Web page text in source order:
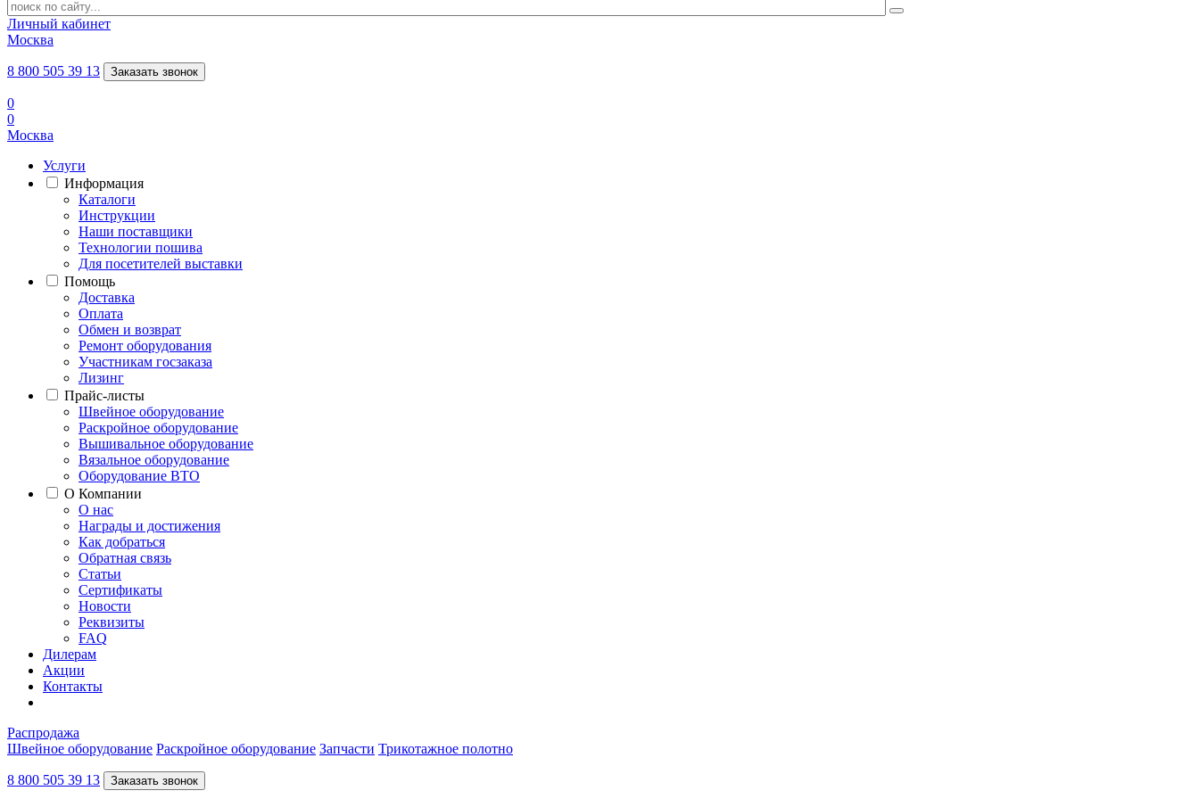
Личный кабинет
Москва
8 800 505 39 13 Заказать звонок
0
0
Москва
Услуги
Информация
Каталоги
Инструкции
Наши поставщики
Технологии пошива
Для посетителей выставки
Помощь
Доставка
Оплата
Обмен и возврат
Ремонт оборудования
Участникам госзаказа
Лизинг
Прайс-листы
Швейное оборудование
Раскройное оборудование
Вышивальное оборудование
Вязальное оборудование
Оборудование ВТО
О Компании
О нас
Награды и достижения
Как добраться
Обратная связь
Статьи
Сертификаты
Новости
Реквизиты
FAQ
Дилерам
Акции
Контакты
Распродажа
Швейное оборудование Раскройное оборудование Запчасти Трикотажное полотно
8 800 505 39 13 Заказать звонок